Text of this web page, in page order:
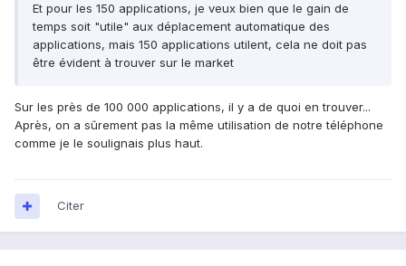
Et pour les 150 applications, je veux bien que le gain de
temps soit "utile" aux déplacement automatique des
applications, mais 150 applications utilent, cela ne doit pas
être évident à trouver sur le market
Sur les près de 100 000 applications, il y a de quoi en trouver...
Après, on a sûrement pas la même utilisation de notre téléphone
comme je le soulignais plus haut.
Citer